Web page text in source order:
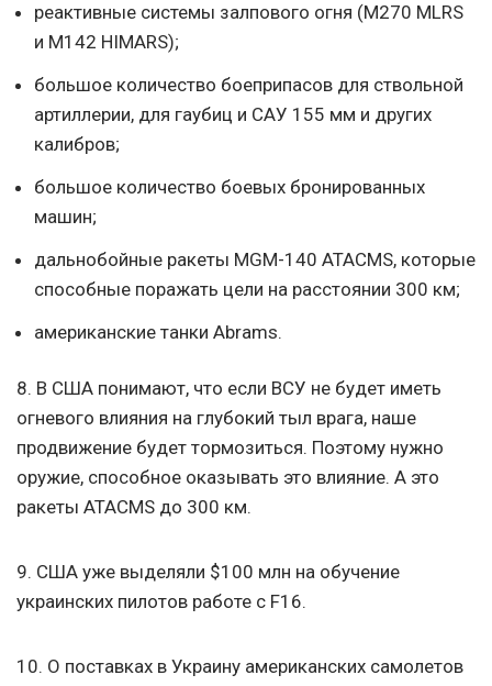
реактивные системы залпового огня (M270 MLRS
и M142 HIMARS);
большое количество боеприпасов для ствольной
артиллерии, для гаубиц и САУ 155 мм и других
калибров;
большое количество боевых бронированных
машин;
дальнобойные ракеты MGM-140 ATACMS, которые
способные поражать цели на расстоянии 300 км;
американские танки Abrams.
8. В США понимают, что если ВСУ не будет иметь
огневого влияния на глубокий тыл врага, наше
продвижение будет тормозиться. Поэтому нужно
оружие, способное оказывать это влияние. А это
ракеты ATACMS до 300 км.
9. США уже выделяли $100 млн на обучение
украинских пилотов работе с F16.
10. О поставках в Украину американских самолетов